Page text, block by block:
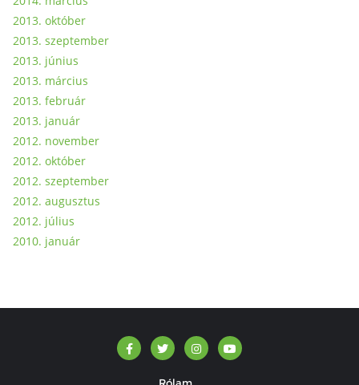
2013. október
2013. szeptember
2013. június
2013. március
2013. február
2013. január
2012. november
2012. október
2012. szeptember
2012. augusztus
2012. július
2010. január